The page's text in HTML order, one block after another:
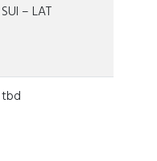
SUI – LAT
tbd